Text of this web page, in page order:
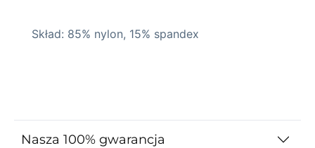
Skład: 85% nylon, 15% spandex
Nasza 100% gwarancja